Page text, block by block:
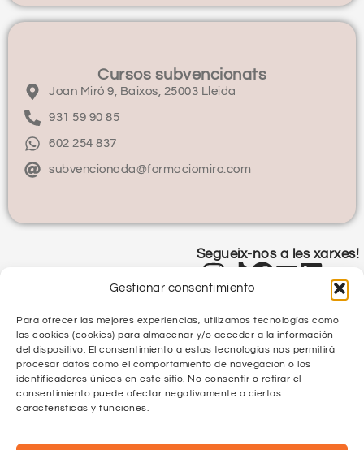
Gestionar consentimiento
Para ofrecer las mejores experiencias, utilizamos tecnologías como
las cookies (cookies) para almacenar y/o acceder a la información
del dispositivo. El consentimiento a estas tecnologías nos permitirá
procesar datos como el comportamiento de navegación o los
identificadores únicos en este sitio. No consentir o retirar el
consentimiento puede afectar negativamente a ciertas
características y funciones.
Cursos subvencionats
Joan Miró 9, Baixos, 25003 Lleida
931 59 90 85
602 254 837
subvencionada@formaciomiro.com
Segueix-nos a les xarxes!
Política de Privacitat
Política de Qualitat